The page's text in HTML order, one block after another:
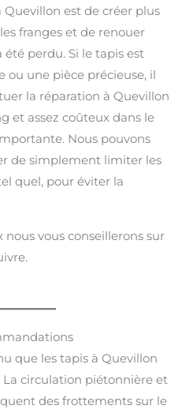
est de créer plus
franges et de renouer
perdu. Si le tapis est
ou une pièce précieuse, il
la réparation à Quevillon
et assez coûteux dans le
Nous pouvons
de simplement limiter les
quel, pour éviter la
vous conseillerons sur
que les tapis à Quevillon
La circulation piétonnière et
des frottements sur le